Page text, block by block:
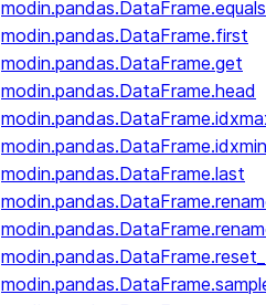
modin.pandas.DataFrame.equals
modin.pandas.DataFrame.first
modin.pandas.DataFrame.get
modin.pandas.DataFrame.head
modin.pandas.DataFrame.idxmin
modin.pandas.DataFrame.last